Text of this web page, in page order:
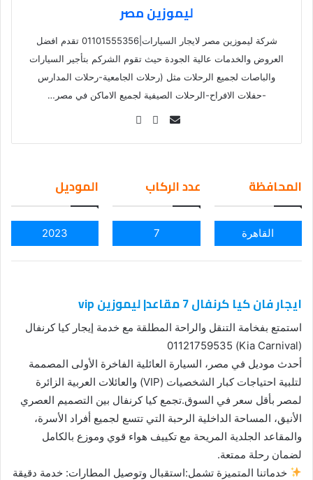
ليموزين مصر
شركة ليموزين مصر لايجار السيارات|01101555356 تقدم افضل
العروض والخدمات عالية الجودة حيث تقوم الشركم بتأجير السيارات
والباصات لجميع الرحلات مثل (رحلات الجامعية-رحلات المدارس
-حفلات الافراح-الرحلات الصيفية لجميع الاماكن في مصر…
Se
ail
المحافظة
القاهرة
عدد الركاب
7
الموديل
2023
ايجار فان كيا كرنفال 7 مقاعد| ليموزين vip
استمتع بفخامة التنقل والراحة المطلقة مع خدمة إيجار كيا كرنفال
(Kia Carnival) 01121759535
أحدث موديل في مصر، السيارة العائلية الفاخرة الأولى المصممة
لتلبية احتياجات كبار الشخصيات (VIP) والعائلات العربية الزائرة
لمصر بأقل سعر في السوق.تجمع كيا كرنفال بين التصميم العصري
الأنيق، المساحة الداخلية الرحبة التي تتسع لجميع أفراد الأسرة،
والمقاعد الجلدية المريحة مع تكييف هواء قوي وموزع بالكامل
لضمان رحلة ممتعة.
خدماتنا المتميزة تشمل:استقبال وتوصيل المطارات: خدمة دقيقة